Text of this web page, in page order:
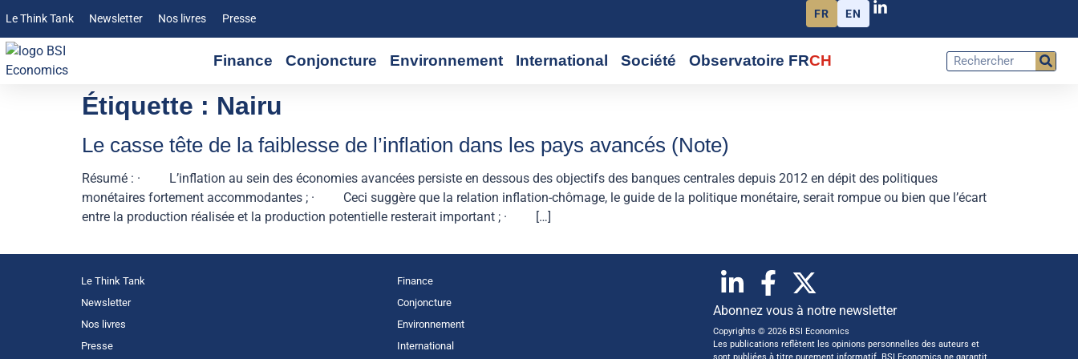
Le Think Tank Newsletter Nos livres Presse FR EN
Finance Conjoncture Environnement International Société Observatoire FRCH
Étiquette : Nairu
Le casse tête de la faiblesse de l’inflation dans les pays avancés (Note)
Résumé : · L’inflation au sein des économies avancées persiste en dessous des objectifs des banques centrales depuis 2012 en dépit des politiques
monétaires fortement accommodantes ; · Ceci suggère que la relation inflation-chômage, le guide de la politique monétaire, serait rompue ou bien que l’écart
entre la production réalisée et la production potentielle resterait important ; · […]
Le Think Tank
Newsletter
Nos livres
Presse
Finance
Conjoncture
Environnement
International
Abonnez vous à notre newsletter
Copyrights © 2026 BSI Economics
Les publications reflètent les opinions personnelles des auteurs et